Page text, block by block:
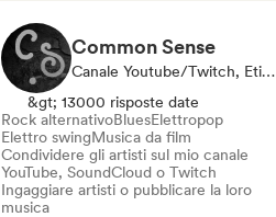
Common Sense
Canale Youtube/Twitch, Etichetta
&gt; 13000 risposte date
Rock alternativoBluesElettropop
Elettro swingMusica da film
Condividere gli artisti sul mio canale
YouTube, SoundCloud o Twitch
Ingaggiare artisti o pubblicare la loro
musica